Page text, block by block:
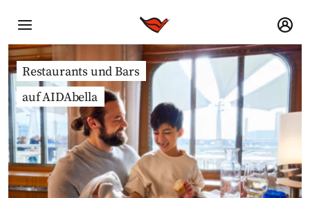
Restaurants und Bars
auf AIDAbella